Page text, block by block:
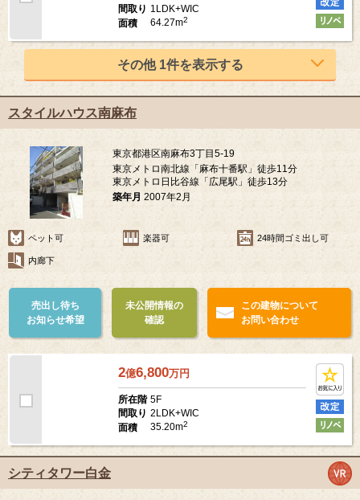
1億2,980万円
間取り 1LDK+WIC
面積
64.27m2
その他 1件を表示する
スタイルハウス南麻布
東京都港区南麻布3丁目5-19
東京メトロ南北線「麻布十番駅」徒歩11分
東京メトロ日比谷線「広尾駅」徒歩13分
築年月
2007年2月
内廊下
2億6,800万円
間取り 2LDK+WIC